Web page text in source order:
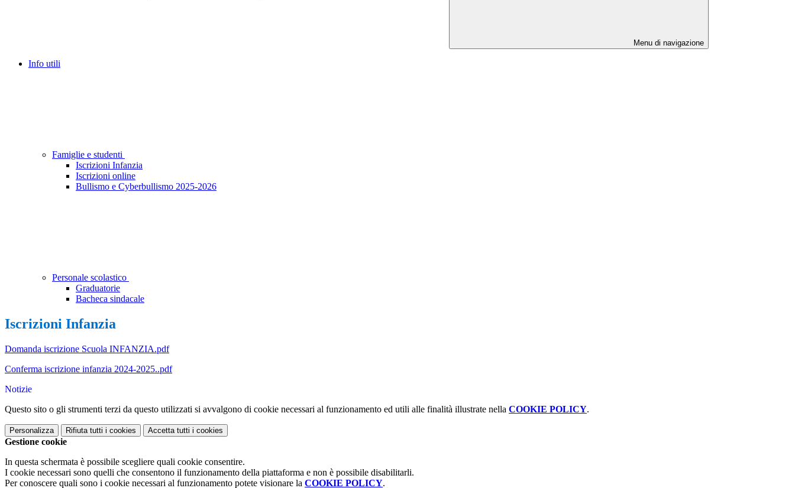
Menu di navigazione
Info utili
Famiglie e studenti
Iscrizioni Infanzia
Iscrizioni online
Bullismo e Cyberbullismo 2025-2026
Personale scolastico
Graduatorie
Bacheca sindacale
Iscrizioni Infanzia
Domanda iscrizione Scuola INFANZIA.pdf
Conferma iscrizione infanzia 2024-2025..pdf
Notizie
Questo sito o gli strumenti terzi da questo utilizzati si avvalgono di cookie necessari al funzionamento ed utili alle finalità illustrate nella COOKIE POLICY.
Personalizza Rifiuta tutti i cookies Accetta tutti i cookies
Gestione cookie
In questa schermata è possibile scegliere quali cookie consentire.
I cookie necessari sono quelli che consentono il funzionamento della piattaforma e non è possibile disabilitarli.
Per conoscere quali sono i cookie necessari al funzionamento potete visionare la COOKIE POLICY.